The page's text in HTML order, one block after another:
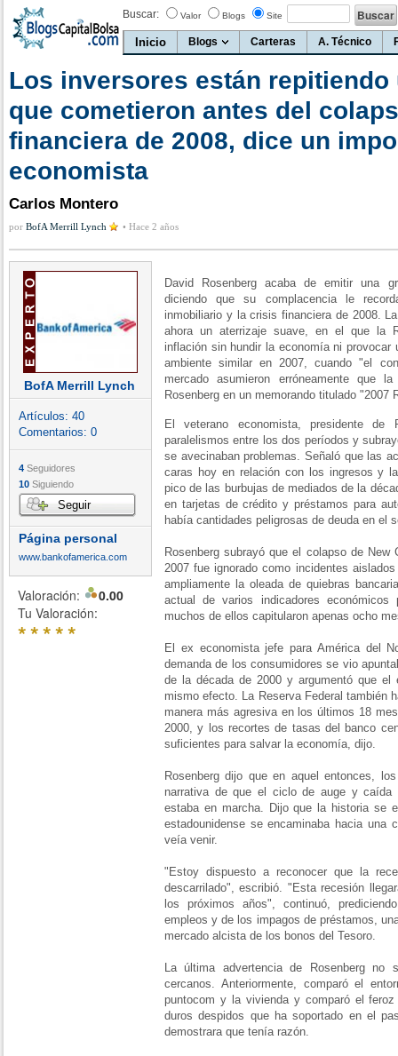
Buscar: Valor Blogs Site
Inicio Blogs Carteras A. Técnico
Los inversores están repitiendo
que cometieron antes del
financiera de 2008, dice un
economista
Carlos Montero
por BofA Merrill Lynch • Hace 2 años
BofA Merrill Lynch
Artículos: 40
Comentarios: 0
4 Seguidores
10 Siguiendo
Seguir
Página personal
www.bankofamerica.com
Valoración:
0.00
Tu Valoración:
*****
David Rosenberg acaba de emitir una
diciendo que su complacencia le
inmobiliario y la crisis financiera de 2008.
ahora un aterrizaje suave, en el que la
inflación sin hundir la economía ni provocar
ambiente similar en 2007, cuando "el
mercado asumieron erróneamente que
Rosenberg en un memorando titulado "2007
El veterano economista, presidente de
paralelismos entre los dos períodos y
se avecinaban problemas. Señaló que las
caras hoy en relación con los ingresos y
pico de las burbujas de mediados de la
en tarjetas de crédito y préstamos para
había cantidades peligrosas de deuda en el
Rosenberg subrayó que el colapso de
2007 fue ignorado como incidentes
ampliamente la oleada de quiebras
actual de varios indicadores
muchos de ellos capitularon apenas ocho
El ex economista jefe para América del
demanda de los consumidores se vio
de la década de 2000 y argumentó que el
mismo efecto. La Reserva Federal también
manera más agresiva en los últimos 18
2000, y los recortes de tasas del banco
suficientes para salvar la economía, dijo.
Rosenberg dijo que en aquel entonces,
narrativa de que el ciclo de auge y
estaba en marcha. Dijo que la historia se
estadounidense se encaminaba hacia
veía venir.
"Estoy dispuesto a reconocer que la
descarrilado", escribió. "Esta recesión
los próximos años", continuó,
empleos y de los impagos de préstamos,
mercado alcista de los bonos del Tesoro.
La última advertencia de Rosenberg no
cercanos. Anteriormente, comparó el
puntocom y la vivienda y comparó el
duros despidos que ha soportado en el
demostrara que tenía razón.